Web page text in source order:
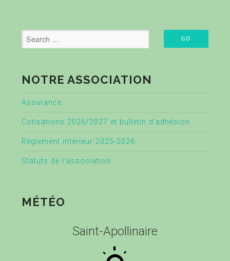
NOTRE ASSOCIATION
Assurance
Cotisations 2026/2027 et bulletin d’adhésion
Règlement intérieur 2025-2026
Statuts de l’association
MÉTÉO
Saint-Apollinaire